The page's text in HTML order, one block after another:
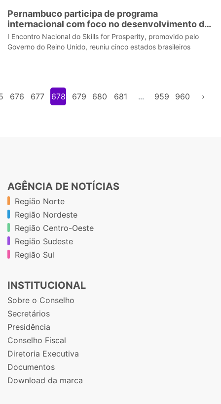
Pernambuco participa de programa
internacional com foco no desenvolvimento da
língua inglesa
I Encontro Nacional do Skills for Prosperity, promovido pelo
Governo do Reino Unido, reuniu cinco estados brasileiros
676 677 678 679 680 681 ... 959 960 ›
AGÊNCIA DE NOTÍCIAS
Região Norte
Região Nordeste
Região Centro-Oeste
Região Sudeste
Região Sul
INSTITUCIONAL
Sobre o Conselho
Secretários
Presidência
Conselho Fiscal
Diretoria Executiva
Documentos
Download da marca